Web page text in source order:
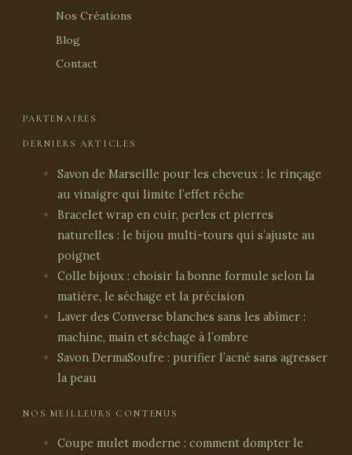
Nos Créations
Blog
Contact
PARTENAIRES
DERNIERS ARTICLES
Savon de Marseille pour les cheveux : le rinçage
au vinaigre qui limite l’effet rêche
Bracelet wrap en cuir, perles et pierres
naturelles : le bijou multi-tours qui s’ajuste au
poignet
Colle bijoux : choisir la bonne formule selon la
matière, le séchage et la précision
Laver des Converse blanches sans les abîmer :
machine, main et séchage à l’ombre
Savon DermaSoufre : purifier l’acné sans agresser
la peau
NOS MEILLEURS CONTENUS
Coupe mulet moderne : comment dompter le